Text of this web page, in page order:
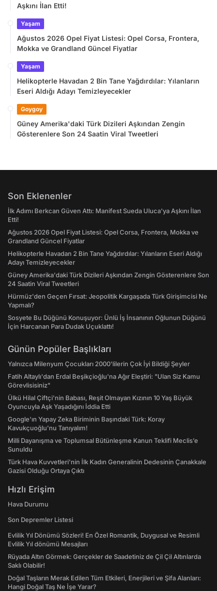
Aşkını İlan Etti!
Yaşam
Ağustos 2026 Opel Fiyat Listesi: Opel Corsa, Frontera,
Mokka ve Grandland Güncel Fiyatlar
Yaşam
Helikopterle Havadan 2 Bin Tane Yağdırdılar: Yılanların
Eseri Aldığı Adayı Temizleyecekler
Goygoy
Güney Amerika'daki Türk Dizileri Aşkından Zengin
Gösterenlere Son 24 Saatin Viral Tweetleri
Son Eklenenler
İlk Adımı Berkcan Güven Attı: Manifest Sueda Uluca'ya Aşkını İlan
Etti!
Ağustos 2026 Opel Fiyat Listesi: Opel Corsa, Frontera, Mokka ve
Grandland Güncel Fiyatlar
Helikopterle Havadan 2 Bin Tane Yağdırdılar: Yılanların Eseri Aldığı
Adayı Temizleyecekler
Güney Amerika'daki Türk Dizileri Aşkından Zengin Gösterenlere Son
24 Saatin Viral Tweetleri
Hürmüz'den Geçen Fırsat: Jeopolitik Kargaşada Türk Girişimcisi Ne
Yapmalı?
Sosyete Bu Düğünü Konuşuyor: Ünlü İş İnsanının Oğlunun Düğünü
İçin Harcanan Para Dudak Uçuklattı!
Günün Popüler Başlıkları
Yalnızca Milenyum Çocukları 2000'lilerin Çok İyi Bildiği Şeyler
Fatih Altaylı'dan Erdal Beşikçioğlu'na Ağır Eleştiri: "Ulan Siz Kamu
Görevlisisiniz"
Ülkü Hilal Çiftçi'nin Babası, Reşit Olmayan Kızının 10 Yaş Büyük
Oyuncuyla Aşk Yaşadığını İddia Etti
Google'ın Yapay Zeka Biriminin Başındaki Türk: Koray
Kavukçuoğlu'nu Tanıyalım!
Milli Dayanışma ve Toplumsal Bütünleşme Kanun Teklifi Meclis’e
Sunuldu
Türk Hava Kuvvetleri'nin İlk Kadın Generalinin Dedesinin Çanakkale
Gazisi Olduğu Ortaya Çıktı
Hızlı Erişim
Hava Durumu
Son Depremler Listesi
Evlilik Yıl Dönümü Sözleri! En Özel Romantik, Duygusal ve Resimli
Evlilik Yıl dönümü Mesajları
Rüyada Altın Görmek: Gerçekler de Saadetiniz de Çil Çil Altınlarda
Saklı Olabilir!
Doğal Taşların Merak Edilen Tüm Etkileri, Enerjileri ve Şifa Alanları:
Hangi Doğal Taş Ne İşe Yarar?